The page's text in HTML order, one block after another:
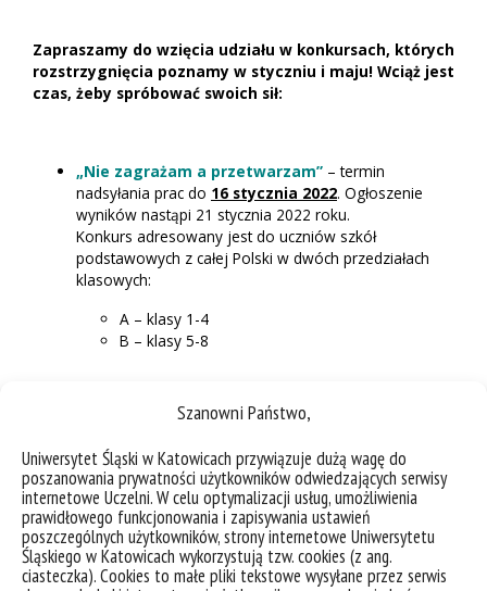
Szanowni Państwo,
Uniwersytet Śląski w Katowicach przywiązuje dużą wagę do
poszanowania prywatności użytkowników odwiedzających serwisy
internetowe Uczelni. W celu optymalizacji usług, umożliwienia
prawidłowego funkcjonowania i zapisywania ustawień
poszczególnych użytkowników, strony internetowe Uniwersytetu
Śląskiego w Katowicach wykorzystują tzw. cookies (z ang.
ciasteczka). Cookies to małe pliki tekstowe wysyłane przez serwis
Zapraszamy do wzięcia udziału w konkursach, których
rozstrzygnięcia poznamy w styczniu i maju! Wciąż jest
czas, żeby spróbować swoich sił:
„Nie zagrażam a przetwarzam” – termin
nadsyłania prac do 16 stycznia 2022. Ogłoszenie
wyników nastąpi 21 stycznia 2022 roku.
Konkurs adresowany jest do uczniów szkół
podstawowych z całej Polski w dwóch przedziałach
klasowych:
A – klasy 1-4
B – klasy 5-8
„Moja wizja zrównoważonego
jednego z celów zrównoważonego rozwoju ONZ
(https://www.un.org.pl) w swojej okolicy (domu,
szkole lub innej przestrzeni publicznej) – termin
nadsyłania prac do9 maja 2022. Ogłoszenie wyników
nastąpi 18 maja 2022 roku. Konkurs jest otwarty dla
wszystkich zainteresowanych z terenu całej Polski,